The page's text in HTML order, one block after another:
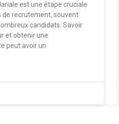
est une étape cruciale
de recrutement, souvent
candidats. Savoir
et obtenir une
peut avoir un